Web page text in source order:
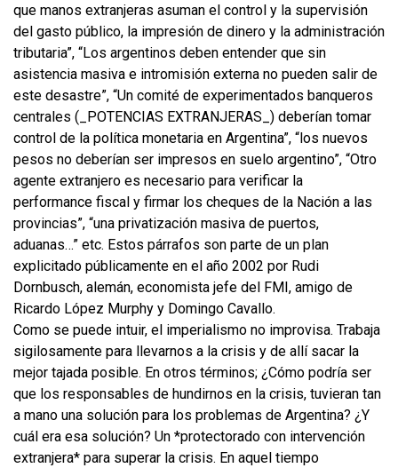
que manos extranjeras asuman el control y la supervisión
del gasto público, la impresión de dinero y la administración
tributaria”, “Los argentinos deben entender que sin
asistencia masiva e intromisión externa no pueden salir de
este desastre”, “Un comité de experimentados banqueros
centrales (_POTENCIAS EXTRANJERAS_) deberían tomar
control de la política monetaria en Argentina”, “los nuevos
pesos no deberían ser impresos en suelo argentino”, “Otro
agente extranjero es necesario para verificar la
performance fiscal y firmar los cheques de la Nación a las
provincias”, “una privatización masiva de puertos,
aduanas…” etc. Estos párrafos son parte de un plan
explicitado públicamente en el año 2002 por Rudi
Dornbusch, alemán, economista jefe del FMI, amigo de
Ricardo López Murphy y Domingo Cavallo.
Como se puede intuir, el imperialismo no improvisa. Trabaja
sigilosamente para llevarnos a la crisis y de allí sacar la
mejor tajada posible. En otros términos; ¿Cómo podría ser
que los responsables de hundirnos en la crisis, tuvieran tan
a mano una solución para los problemas de Argentina? ¿Y
cuál era esa solución? Un *protectorado con intervención
extranjera* para superar la crisis. En aquel tiempo